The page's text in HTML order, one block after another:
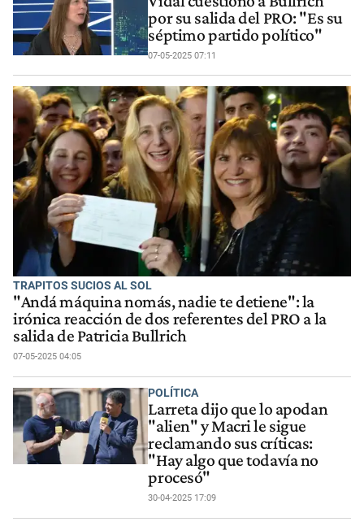
por su salida del PRO: "Es su
séptimo partido político"
07-05-2025 07:11
TRAPITOS SUCIOS AL SOL
"Andá máquina nomás, nadie te detiene": la
irónica reacción de dos referentes del PRO a la
salida de Patricia Bullrich
07-05-2025 04:05
POLÍTICA
Larreta dijo que lo apodan
"alien" y Macri le sigue
reclamando sus críticas:
"Hay algo que todavía no
procesó"
30-04-2025 17:09